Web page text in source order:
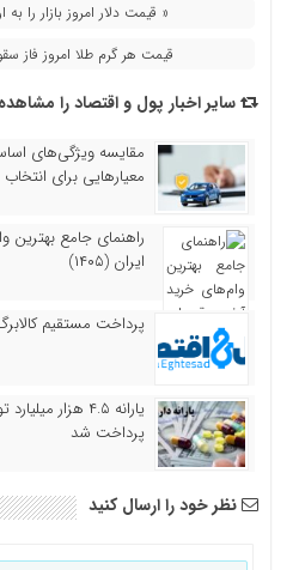
« قیمت دلار امروز بازار را به اوج برد
قیمت هر گرم طلا امروز فاز
سایر اخبار پول و اقتصاد را
مقایسه ویژگی‌های
معیارهایی برای انتخاب
راهنمای جامع
ایران (۱۴۰۵)
پرداخت مستقیم
یارانه ۴.۵ هزار
پرداخت شد
نظر خود را ارسال کنید